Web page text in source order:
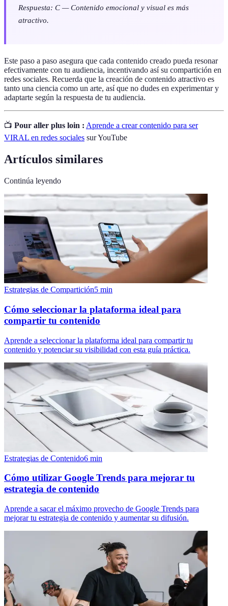
Respuesta: C — Contenido emocional y visual es más
atractivo.
Este paso a paso asegura que cada contenido creado pueda resonar
efectivamente con tu audiencia, incentivando así su compartición en
redes sociales. Recuerda que la creación de contenido atractivo es
tanto una ciencia como un arte, así que no dudes en experimentar y
adaptarte según la respuesta de tu audiencia.
📺 Pour aller plus loin : Aprende a crear contenido para ser
VIRAL en redes sociales sur YouTube
Artículos similares
Continúa leyendo
Estrategias de Compartición5 min
Cómo seleccionar la plataforma ideal para
compartir tu contenido
Aprende a seleccionar la plataforma ideal para compartir tu
contenido y potenciar su visibilidad con esta guía práctica.
Estrategias de Contenido6 min
Cómo utilizar Google Trends para mejorar tu
estrategia de contenido
Aprende a sacar el máximo provecho de Google Trends para
mejorar tu estrategia de contenido y aumentar su difusión.